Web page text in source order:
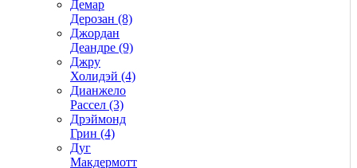
Демар
Дерозан (8)
Джордан
Деандре (9)
Джру
Холидэй (4)
Дианжело
Рассел (3)
Дрэймонд
Грин (4)
Дуг
Макдермотт